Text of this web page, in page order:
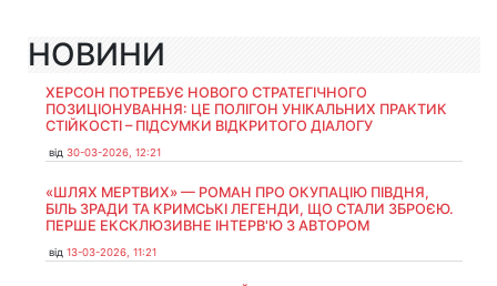
НОВИНИ
ХЕРСОН ПОТРЕБУЄ НОВОГО СТРАТЕГІЧНОГО
ПОЗИЦІОНУВАННЯ: ЦЕ ПОЛІГОН УНІКАЛЬНИХ ПРАКТИК
СТІЙКОСТІ – ПІДСУМКИ ВІДКРИТОГО ДІАЛОГУ
від 30-03-2026, 12:21
«ШЛЯХ МЕРТВИХ» — РОМАН ПРО ОКУПАЦІЮ ПІВДНЯ,
БІЛЬ ЗРАДИ ТА КРИМСЬКІ ЛЕГЕНДИ, ЩО СТАЛИ ЗБРОЄЮ.
ПЕРШЕ ЕКСКЛЮЗИВНЕ ІНТЕРВ'Ю З АВТОРОМ
від 13-03-2026, 11:21